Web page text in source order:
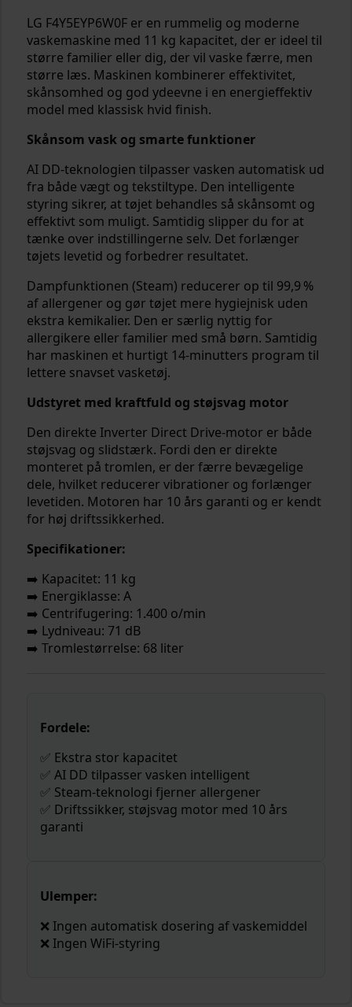
LG F4Y5EYP6W0F er en rummelig og moderne
vaskemaskine med 11 kg kapacitet, der er ideel til
større familier eller dig, der vil vaske færre, men
større læs. Maskinen kombinerer effektivitet,
skånsomhed og god ydeevne i en energieffektiv
model med klassisk hvid finish.
Skånsom vask og smarte funktioner
AI DD-teknologien tilpasser vasken automatisk ud
fra både vægt og tekstiltype. Den intelligente
styring sikrer, at tøjet behandles så skånsomt og
effektivt som muligt. Samtidig slipper du for at
tænke over indstillingerne selv. Det forlænger
tøjets levetid og forbedrer resultatet.
Dampfunktionen (Steam) reducerer op til 99,9 %
af allergener og gør tøjet mere hygiejnisk uden
ekstra kemikalier. Den er særlig nyttig for
allergikere eller familier med små børn. Samtidig
har maskinen et hurtigt 14-minutters program til
lettere snavset vasketøj.
Udstyret med kraftfuld og støjsvag motor
Den direkte Inverter Direct Drive-motor er både
støjsvag og slidstærk. Fordi den er direkte
monteret på tromlen, er der færre bevægelige
dele, hvilket reducerer vibrationer og forlænger
levetiden. Motoren har 10 års garanti og er kendt
for høj driftssikkerhed.
Specifikationer:
➡️ Kapacitet: 11 kg
➡️ Energiklasse: A
➡️ Centrifugering: 1.400 o/min
➡️ Lydniveau: 71 dB
➡️ Tromlestørrelse: 68 liter
Fordele:
✅ Ekstra stor kapacitet
✅ AI DD tilpasser vasken intelligent
✅ Steam-teknologi fjerner allergener
✅ Driftssikker, støjsvag motor med 10 års
garanti
Ulemper:
❌ Ingen automatisk dosering af vaskemiddel
❌ Ingen WiFi-styring